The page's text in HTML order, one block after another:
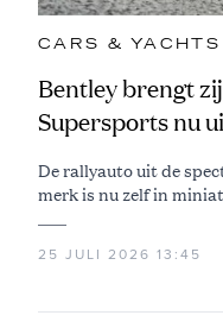
CARS & YACHTS
Bentley brengt
Supersports nu
De rallyauto uit de
merk is nu zelf in
25 JULI 2026 13:45